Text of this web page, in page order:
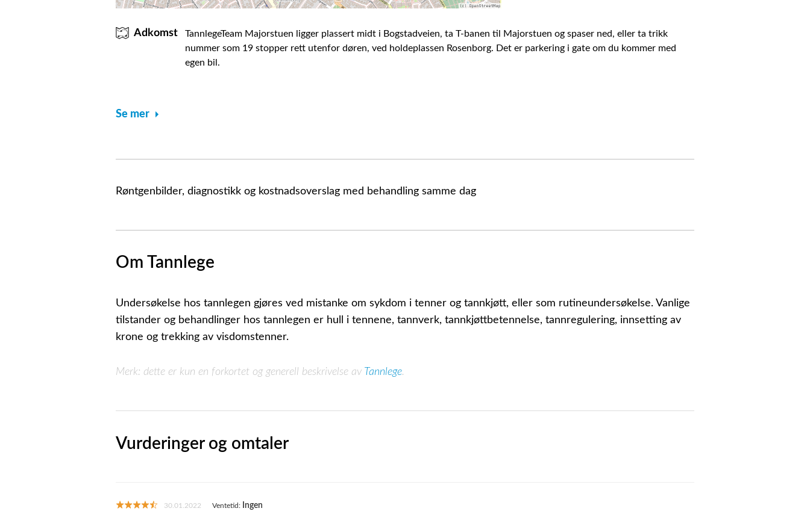
Adkomst
TannlegeTeam Majorstuen ligger plassert midt i Bogstadveien, ta T-banen til Majorstuen og spaser ned, eller ta trikk
nummer som 19 stopper rett utenfor døren, ved holdeplassen Rosenborg. Det er parkering i gate om du kommer med
egen bil.
Se mer
Røntgenbilder, diagnostikk og kostnadsoverslag med behandling samme dag
Om Tannlege
Undersøkelse hos tannlegen gjøres ved mistanke om sykdom i tenner og tannkjøtt, eller som rutineundersøkelse. Vanlige
tilstander og behandlinger hos tannlegen er hull i tennene, tannverk, tannkjøttbetennelse, tannregulering, innsetting av
krone og trekking av visdomstenner.
Merk: dette er kun en forkortet og generell beskrivelse av Tannlege.
Vurderinger og omtaler
30.01.2022 Ventetid: Ingen